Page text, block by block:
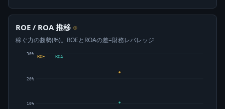
ROE / ROA 推移 ⊙
稼ぐ力の趨勢(%)。ROEとROAの差=財務レバレッジ
10%
20%
30%
ROE ROA